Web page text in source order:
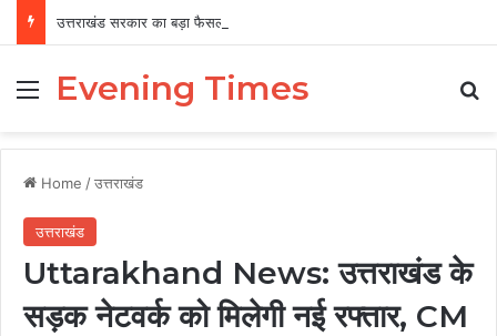
MenuEvening Times
Home /उत्तराखंड
उत्तराखंड
Uttarakhand News: उत्तराखंड के
सड़क नेटवर्क को मिलेगी नई रफ्तार, CM